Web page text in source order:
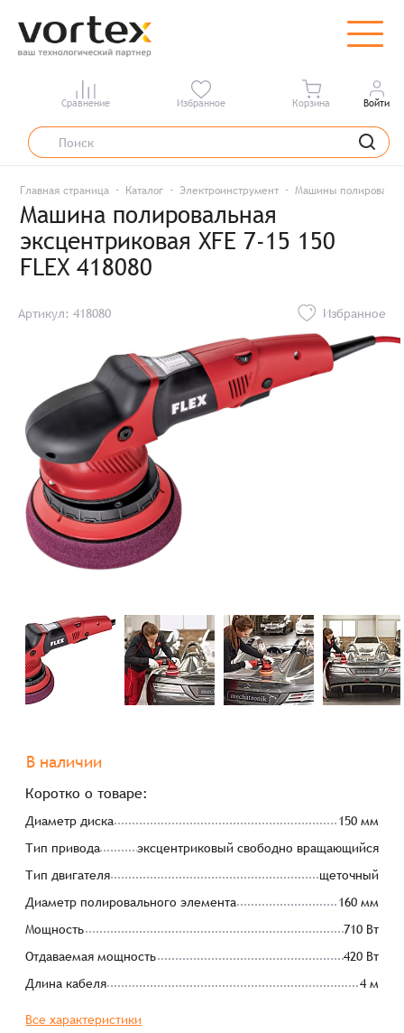
Сравнение Избранное Корзина Войти
Главная страница Каталог Электроинструмент Машины
Машина полировальная
эксцентриковая XFE 7-15 150
FLEX 418080
Артикул: 418080 Избранное
В наличии
Коротко о товаре:
Диаметр диска
150 мм
Тип привода
эксцентриковый свободно вращающийся
Тип двигателя
щеточный
Диаметр полировального элемента
160 мм
Мощность
710 Вт
Отдаваемая мощность
420 Вт
Длина кабеля
4 м
Все характеристики